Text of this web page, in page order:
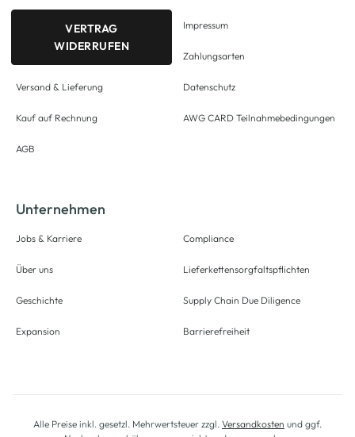
VERTRAG
WIDERRUFEN
Versand & Lieferung
Kauf auf Rechnung
AGB
Impressum
Zahlungsarten
Datenschutz
AWG CARD Teilnahmebedingungen
Unternehmen
Jobs & Karriere
Über uns
Geschichte
Expansion
Compliance
Lieferkettensorgfaltspflichten
Supply Chain Due Diligence
Barrierefreiheit
Alle Preise inkl. gesetzl. Mehrwertsteuer zzgl. Versandkosten und ggf.